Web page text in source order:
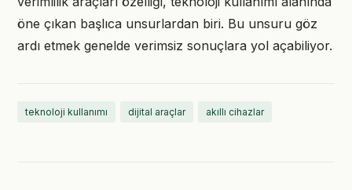
öne çıkan başlıca unsurlardan biri. Bu unsuru göz
ardı etmek genelde verimsiz sonuçlara yol açabiliyor.
teknoloji kullanımı dijital araçlar akıllı cihazlar